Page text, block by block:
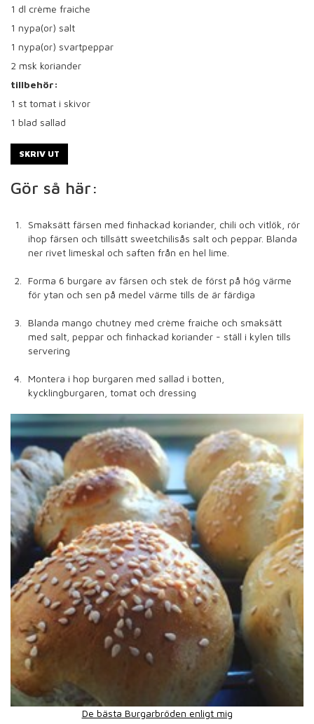
1 dl crème fraiche
1 nypa(or) salt
1 nypa(or) svartpeppar
2 msk koriander
tillbehör:
1 st tomat i skivor
1 blad sallad
SKRIV UT
Gör så här:
Smaksätt färsen med finhackad koriander, chili och vitlök, rör
ihop färsen och tillsätt sweetchilisås salt och peppar. Blanda
ner rivet limeskal och saften från en hel lime.
Forma 6 burgare av färsen och stek de först på hög värme
för ytan och sen på medel värme tills de är färdiga
Blanda mango chutney med crème fraiche och smaksätt
med salt, peppar och finhackad koriander - ställ i kylen tills
servering
Montera i hop burgaren med sallad i botten,
kycklingburgaren, tomat och dressing
De bästa Burgarbröden enligt mig